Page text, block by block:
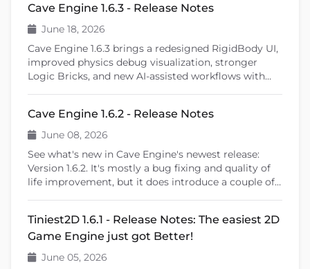
Cave Engine 1.6.3 - Release Notes
June 18, 2026
Cave Engine 1.6.3 brings a redesigned RigidBody UI,
improved physics debug visualization, stronger
Logic Bricks, and new AI-assisted workflows with
learning tools, and previews upcoming features like
shader editing and ragdoll physics.
Cave Engine 1.6.2 - Release Notes
June 08, 2026
See what's new in Cave Engine's newest release:
Version 1.6.2. It's mostly a bug fixing and quality of
life improvement, but it does introduce a couple of
Tiniest2D 1.6.1 - Release Notes: The easiest 2D
Game Engine just got Better!
June 05, 2026